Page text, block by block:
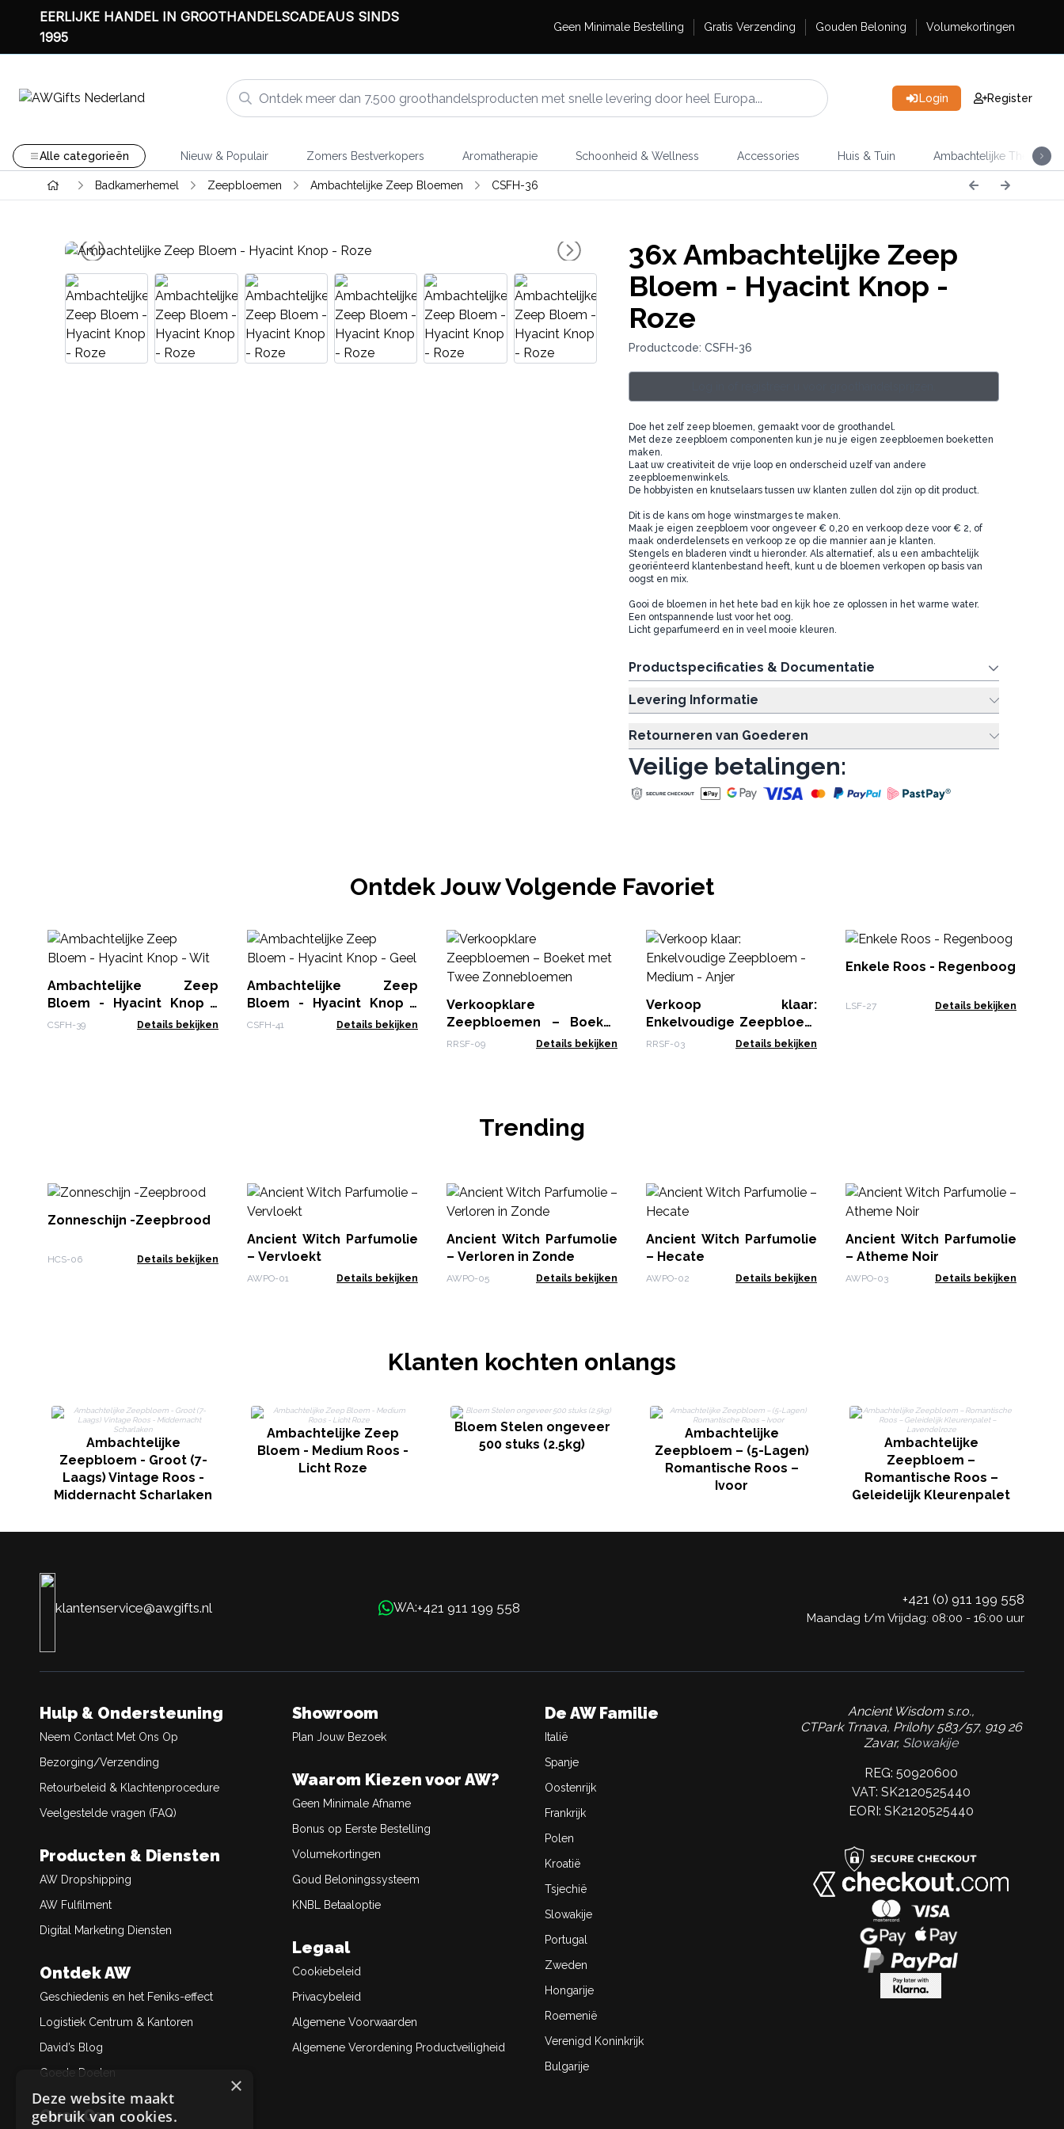
EERLIJKE HANDEL IN GROOTHANDELSCADEAUS SINDS
1995
Geen Minimale Bestelling Gratis Verzending Gouden Beloning Volumekortingen
Login Register
Alle categorieën Nieuw & Populair Zomers Bestverkopers Aromatherapie Schoonheid & Wellness Accessories Huis & Tuin Ambachtelijke Thee
Badkamerhemel Zeepbloemen Ambachtelijke Zeep Bloemen CSFH-36
36xAmbachtelijke Zeep
Bloem - Hyacint Knop -
Roze
Productcode: CSFH-36
Doe het zelf zeep bloemen, gemaakt voor de groothandel.
Met deze zeepbloem componenten kun je nu je eigen zeepbloemen boeketten
maken.
Laat uw creativiteit de vrije loop en onderscheid uzelf van andere
zeepbloemenwinkels.
De hobbyisten en knutselaars tussen uw klanten zullen dol zijn op dit product.
Dit is de kans om hoge winstmarges te maken.
Maak je eigen zeepbloem voor ongeveer € 0,20 en verkoop deze voor € 2, of
maak onderdelensets en verkoop ze op die mannier aan je klanten.
Stengels en bladeren vindt u hieronder. Als alternatief, als u een ambachtelijk
georiënteerd klantenbestand heeft, kunt u de bloemen verkopen op basis van
oogst en mix.
Gooi de bloemen in het hete bad en kijk hoe ze oplossen in het warme water.
Een ontspannende lust voor het oog.
Licht geparfumeerd en in veel mooie kleuren.
Productspecificaties & Documentatie
Levering Informatie
Retourneren van Goederen
Veilige betalingen:
Ontdek Jouw Volgende Favoriet
Ambachtelijke Zeep
Bloem - Hyacint Knop -
Wit
CSFH-39 Details bekijken
Ambachtelijke Zeep
Bloem - Hyacint Knop -
Geel
CSFH-41 Details bekijken
Verkoopklare
Zeepbloemen – Boeket
met Twee Zonnebloemen
RRSF-09 Details bekijken
Verkoop klaar:
Enkelvoudige Zeepbloem
- Medium - Anjer
RRSF-03 Details bekijken
Enkele Roos - Regenboog
LSF-27 Details bekijken
Trending
Zonneschijn -Zeepbrood
HCS-06 Details bekijken
Ancient Witch Parfumolie
– Vervloekt
AWPO-01 Details bekijken
Ancient Witch Parfumolie
– Verloren in Zonde
AWPO-05 Details bekijken
Ancient Witch Parfumolie
– Hecate
AWPO-02 Details bekijken
Ancient Witch Parfumolie
– Atheme Noir
AWPO-03 Details bekijken
Klanten kochten onlangs
Ambachtelijke
Zeepbloem - Groot (7-
Laags) Vintage Roos -
Middernacht Scharlaken
Ambachtelijke Zeep
Bloem - Medium Roos -
Licht Roze
Bloem Stelen ongeveer
500 stuks (2.5kg)
Ambachtelijke
Zeepbloem – (5-Lagen)
Romantische Roos –
Ivoor
Ambachtelijke
Zeepbloem –
Romantische Roos –
Geleidelijk Kleurenpalet
klantenservice@awgifts.nl WA:+421 911 199 558
+421 (0) 911 199 558
Maandag t/m Vrijdag: 08:00 - 16:00 uur
Hulp & Ondersteuning
Neem Contact Met Ons Op
Bezorging/Verzending
Retourbeleid & Klachtenprocedure
Veelgestelde vragen (FAQ)
Producten & Diensten
AW Dropshipping
AW Fulfilment
Digital Marketing Diensten
Ontdek AW
Geschiedenis en het Feniks-effect
Logistiek Centrum & Kantoren
David’s Blog
Goede Doelen
Over Ons
Showroom
Plan Jouw Bezoek
Waarom Kiezen voor AW?
Geen Minimale Afname
Bonus op Eerste Bestelling
Volumekortingen
Goud Beloningssysteem
KNBL Betaaloptie
Legaal
Cookiebeleid
Privacybeleid
Algemene Voorwaarden
Algemene Verordening Productveiligheid
De AW Familie
Italië
Spanje
Oostenrijk
Frankrijk
Polen
Kroatië
Tsjechië
Slowakije
Portugal
Zweden
Hongarije
Roemenië
Verenigd Koninkrijk
Bulgarije
Ancient Wisdom s.r.o.,
CTPark Trnava, Prílohy 583/57, 919 26
Zavar, Slowakije
REG: 50920600
VAT: SK2120525440
EORI: SK2120525440
×
Deze website maakt
gebruik van cookies.